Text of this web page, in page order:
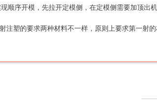
顺序开模，先拉开定模侧，在定模侧需要加顶出机
注塑的要求两种材料不一样，原则上要求第一射